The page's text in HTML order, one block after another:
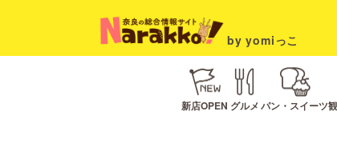
by yomiっこ
新店OPEN グルメ パン・スイーツ